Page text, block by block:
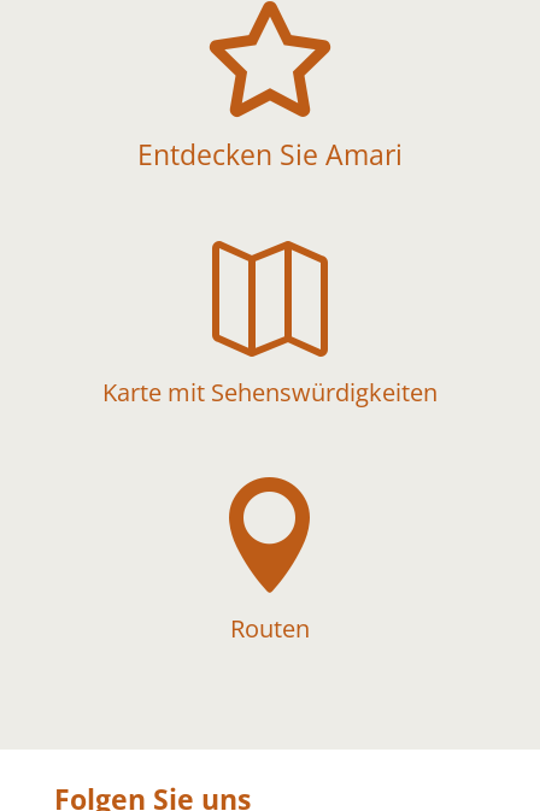

Entdecken Sie Amari

Karte mit Sehenswürdigkeiten

Routen
Folgen Sie uns